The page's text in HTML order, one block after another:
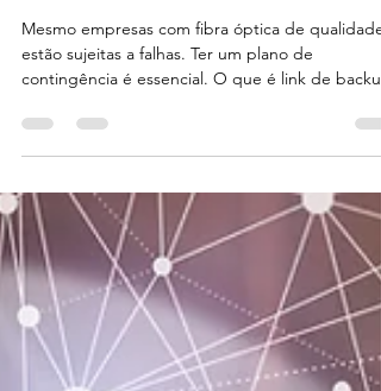
considerar
Mesmo empresas com fibra óptica de qualidade
contingência é essencial. O que é link de backup
que usar Starlink como backup Independência
infraestrutura local Alta disponibilidade Ativação
rápida Quem deve considerar essa solução
Empresas com operação crítica Negócios que
dependem de sistemas online Unidades que não
podem parar ON SPACE